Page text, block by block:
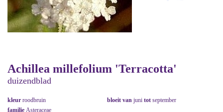
Achillea millefolium 'Terracotta'
duizendblad
kleur roodbruin bloeit van juni tot september
familie Asteraceae